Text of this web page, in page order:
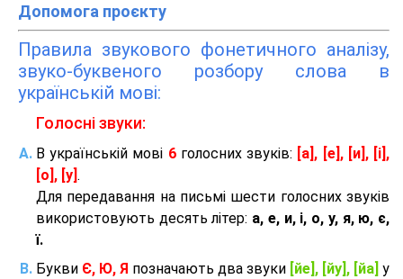
Допомога проєкту
Правила звукового фонетичного аналізу,
звуко-буквеного розбору слова в
українській мові:
Голосні звуки:
В українській мові 6голосних звуків:
[а], [е], [и], [і],
[о], [у] .
Для передавання на письмі шести голосних звуків
використовують десять літер: а, е, и, і, о, у, я, ю, є,
ї.
Букви Є, Ю, Я позначають два звуки [йе], [йу], [йа] у